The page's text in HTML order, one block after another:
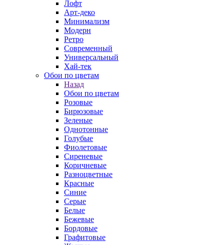
Лофт
Арт-деко
Минимализм
Модерн
Ретро
Современный
Универсальный
Хай-тек
Обои по цветам
Назад
Обои по цветам
Розовые
Бирюзовые
Зеленые
Однотонные
Голубые
Фиолетовые
Сиреневые
Коричневые
Разноцветные
Красные
Синие
Серые
Белые
Бежевые
Бордовые
Графитовые